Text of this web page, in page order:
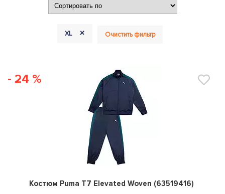
XL + Очистить фильтр
- 24 %
0
Костюм Puma T7 Elevated Woven (63519416)